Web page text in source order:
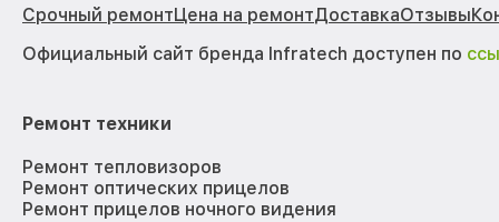
Срочный ремонтЦена на ремонтДоставкаОтзывы
Официальный сайт бренда Infratech доступен по
Ремонт техники
Ремонт тепловизоров
Ремонт оптических прицелов
Ремонт прицелов ночного видения